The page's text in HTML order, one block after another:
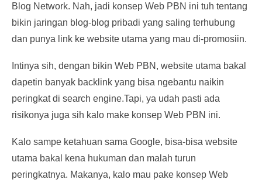
Blog Network. Nah, jadi konsep Web PBN ini tuh tentang
bikin jaringan blog-blog pribadi yang saling terhubung
dan punya link ke website utama yang mau di-promosiin.
Intinya sih, dengan bikin Web PBN, website utama bakal
dapetin banyak backlink yang bisa ngebantu naikin
peringkat di search engine.Tapi, ya udah pasti ada
risikonya juga sih kalo make konsep Web PBN ini.
Kalo sampe ketahuan sama Google, bisa-bisa website
utama bakal kena hukuman dan malah turun
peringkatnya. Makanya, kalo mau pake konsep Web